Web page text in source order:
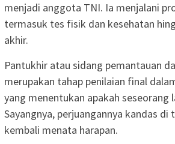
menjadi anggota TNI. Ia menjalani
termasuk tes fisik dan kesehatan
akhir.
Pantukhir atau sidang pemantauan
merupakan tahap penilaian final
yang menentukan apakah seseorang
Sayangnya, perjuangannya kandas
kembali menata harapan.